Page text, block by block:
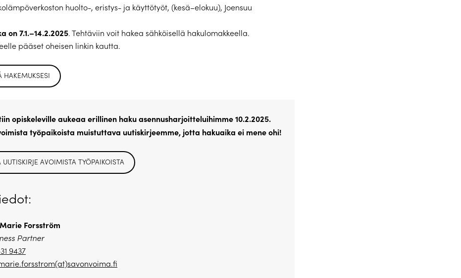
huolto-, eristys- ja käyttötyöt, (kesä–elokuu), Joensuu
on 7.1.–14.2.2025. Tehtäviin voit hakea sähköisellä hakulomakkeella.
pääset oheisen linkin kautta.
HAKEMUKSESI
opiskeleville aukeaa erillinen haku asennusharjoitteluihimme 10.2.2025.
työpaikoista muistuttava uutiskirjeemme, jotta hakuaika ei mene ohi!
UUTISKIRJE AVOIMISTA TYÖPAIKOISTA
Forsström
Partner
9437